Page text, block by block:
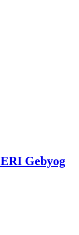
Gebyog